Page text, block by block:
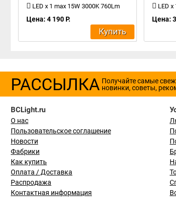
LED x 1 max 15W 3000K 760Lm
Цена: 4 190 Р.
Купить
LED x
Цена:
РАССЫЛКА Получайте самые
новинки, советы,
BCLight.ru
О нас
Пользовательское соглашение
Новости
Фабрики
Как купить
Оплата / Доставка
Распродажа
Контактная информация